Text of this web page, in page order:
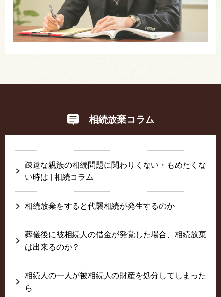
相続放棄コラム
疎遠な親族の相続問題に関わりくない・もめたくな
い時は | 相続コラム
相続放棄をすると代襲相続が発生するのか
葬儀後に被相続人の借金が発覚した場合、相続放棄
は出来るのか？
相続人の一人が被相続人の財産を処分してしまった
ら